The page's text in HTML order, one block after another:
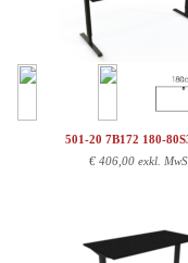
501-20 7B172 180-
€406,00 exkl.